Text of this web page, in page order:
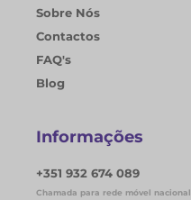
Sobre Nós
Contactos
FAQ's
Blog
Informações
+351 932 674 089
Chamada para rede móvel nacional